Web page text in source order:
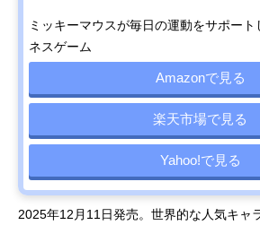
ミッキーマウスが毎日の運動をサポート
ネスゲーム
Amazonで見る
楽天市場で見る
Yahoo!で見る
2025年12月11日発売。世界的な人気キャ